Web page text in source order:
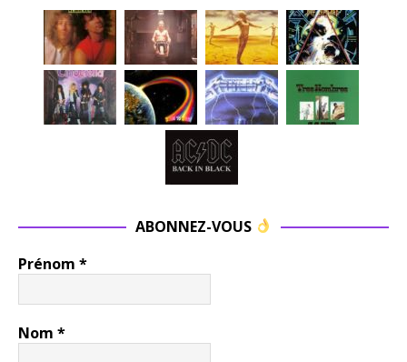
ABONNEZ-VOUS
Prénom *
Nom *